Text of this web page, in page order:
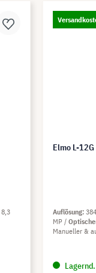
8,3
Elmo L-
Auflösung
MP
Manueller &